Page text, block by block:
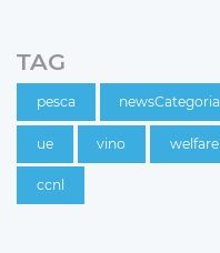
TAG
pesca newsCategoria
ue vino welfare
ccnl